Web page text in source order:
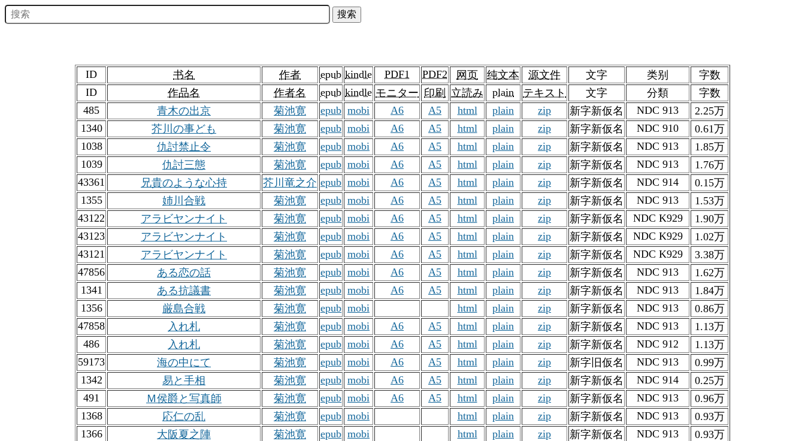
ID 书名 作者 epub kindle PDF1 PDF2 网页 纯文本 源文件 文字 类别
字数
ID
作品名 作者名 epub kindle モニター 印刷 立読み plain テキスト 文字 分類
字数
485
青木の出京 菊池寛 epub mobi A6 A5 html plain zip 新字新仮名 NDC 913
2.25万
1340
芥川の事ども 菊池寛 epub mobi A6 A5 html plain zip 新字新仮名 NDC 910
0.61万
1038
仇討禁止令 菊池寛 epub mobi A6 A5 html plain zip 新字新仮名 NDC 913
1.85万
1039
仇討三態 菊池寛 epub mobi A6 A5 html plain zip 新字新仮名 NDC 913
1.76万
43361
兄貴のような心持 芥川竜之介 epub mobi A6 A5 html plain zip 新字新仮名 NDC 914
0.15万
1355
姉川合戦 菊池寛 epub mobi A6 A5 html plain zip 新字新仮名 NDC 913
1.53万
43122
アラビヤンナイト 菊池寛 epub mobi A6 A5 html plain zip 新字新仮名 NDC K929
1.90万
43123
アラビヤンナイト 菊池寛 epub mobi A6 A5 html plain zip 新字新仮名 NDC K929
1.02万
43121
アラビヤンナイト 菊池寛 epub mobi A6 A5 html plain zip 新字新仮名 NDC K929
3.38万
47856
ある恋の話 菊池寛 epub mobi A6 A5 html plain zip 新字新仮名 NDC 913
1.62万
1341
ある抗議書 菊池寛 epub mobi A6 A5 html plain zip 新字新仮名 NDC 913
1.84万
1356
厳島合戦 菊池寛 epub mobi html plain zip 新字新仮名 NDC 913
0.86万
47858
入れ札 菊池寛 epub mobi A6 A5 html plain zip 新字新仮名 NDC 913
1.13万
486
入れ札 菊池寛 epub mobi A6 A5 html plain zip 新字新仮名 NDC 912
1.13万
59173
海の中にて 菊池寛 epub mobi A6 A5 html plain zip 新字旧仮名 NDC 913
0.99万
1342
易と手相 菊池寛 epub mobi A6 A5 html plain zip 新字新仮名 NDC 914
0.25万
491
Ｍ侯爵と写真師 菊池寛 epub mobi A6 A5 html plain zip 新字新仮名 NDC 913
0.96万
1368
応仁の乱 菊池寛 epub mobi html plain zip 新字新仮名 NDC 913
0.93万
1366
大阪夏之陣 菊池寛 epub mobi html plain zip 新字新仮名 NDC 913
0.93万